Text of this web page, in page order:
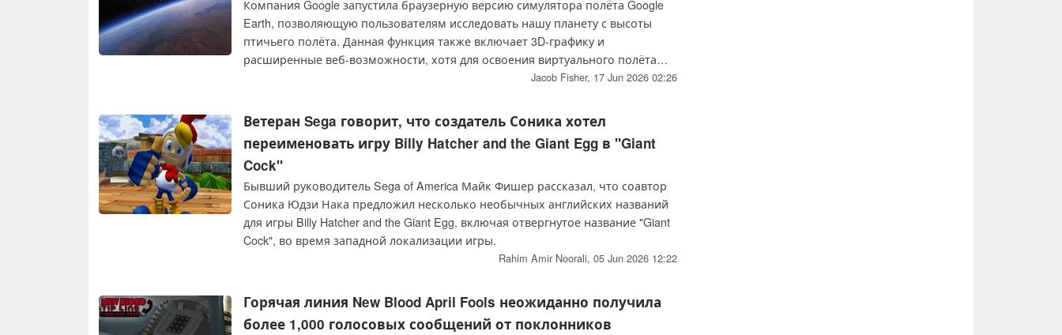
Компания Google запустила браузерную версию симулятора полёта Google
Earth, позволяющую пользователям исследовать нашу планету с высоты
птичьего полёта. Данная функция также включает 3D-графику и
расширенные веб-возможности, хотя для освоения виртуального полёта
Jacob Fisher, 17 Jun 2026 02:26
Ветеран Sega говорит, что создатель Соника хотел
переименовать игру Billy Hatcher and the Giant Egg в "Giant
Cock"
Бывший руководитель Sega of America Майк Фишер рассказал, что соавтор
Соника Юдзи Нака предложил несколько необычных английских названий
для игры Billy Hatcher and the Giant Egg, включая отвергнутое название "Giant
Cock", во время западной локализации игры.
Rahim Amir Noorali, 05 Jun 2026 12:22
Горячая линия New Blood April Fools неожиданно получила
более 1,000 голосовых сообщений от поклонников